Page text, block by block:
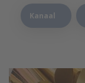
Kanaal